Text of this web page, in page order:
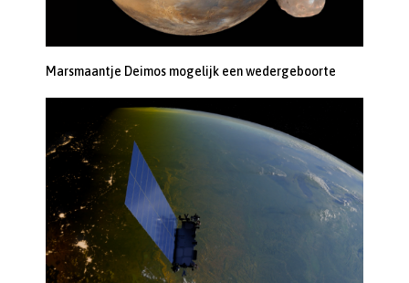
Marsmaantje Deimos mogelijk een wedergeboorte